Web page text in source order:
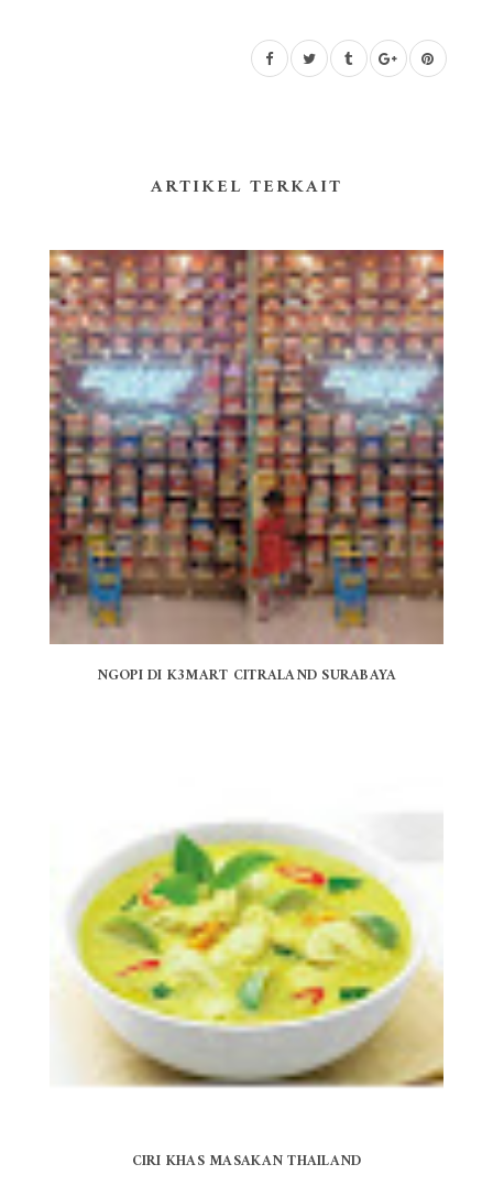
ARTIKEL TERKAIT
NGOPI DI K3MART CITRALAND SURABAYA
CIRI KHAS MASAKAN THAILAND